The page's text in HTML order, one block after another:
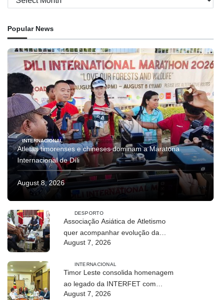
Popular News
INTERNACIONAL
Atletas timorenses e chineses dominam a Maratona
Internacional de Díli
August 8, 2026
DESPORTO
Associação Asiática de Atletismo
quer acompanhar evolução da
modalidade em Timor Leste
August 7, 2026
INTERNACIONAL
Timor Leste consolida homenagem
ao legado da INTERFET com
avanço de memorial
August 7, 2026